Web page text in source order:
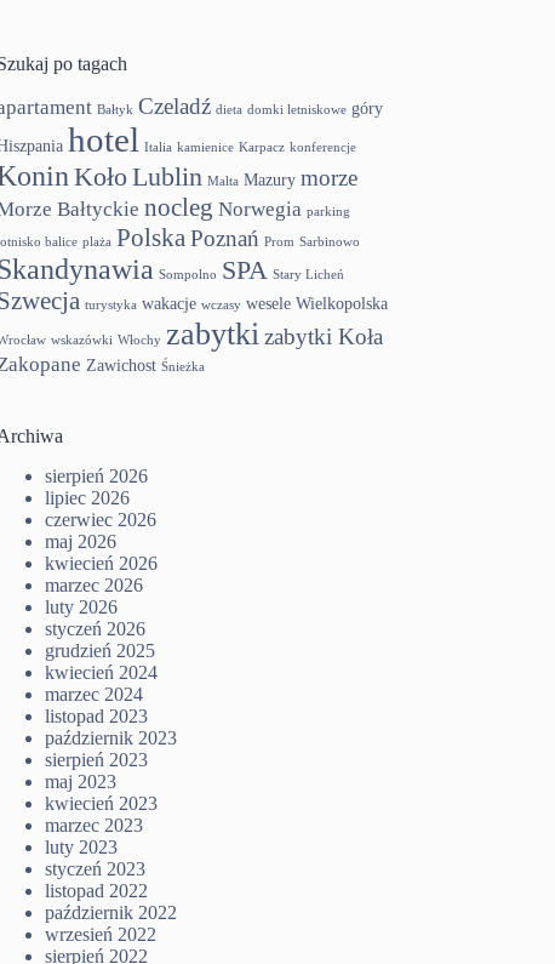
po tagach
Bałtyk Czeladź dieta domki letniskowe góry
hotel Italia kamienice Karpacz konferencje
Koło Lublin Malta Mazury morze
Bałtyckie nocleg Norwegia parking
balice plaża PolskaPoznań Prom Sarbinowo
Sompolno SPA Stary Licheń
turystyka wakacje wczasy wesele Wielkopolska
wskazówki Włochy zabytkizabytki Koła
Zawichost Śnieżka
sierpień 2026
lipiec 2026
czerwiec 2026
maj 2026
kwiecień 2026
marzec 2026
luty 2026
styczeń 2026
grudzień 2025
kwiecień 2024
marzec 2024
listopad 2023
październik 2023
sierpień 2023
maj 2023
kwiecień 2023
marzec 2023
luty 2023
styczeń 2023
listopad 2022
październik 2022
wrzesień 2022
sierpień 2022